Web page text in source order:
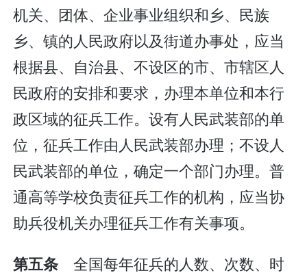
机关、团体、企业事业组织和乡、民族
乡、镇的人民政府以及街道办事处，应当
根据县、自治县、不设区的市、市辖区人
民政府的安排和要求，办理本单位和本行
政区域的征兵工作。设有人民武装部的单
位，征兵工作由人民武装部办理；不设人
民武装部的单位，确定一个部门办理。普
通高等学校负责征兵工作的机构，应当协
助兵役机关办理征兵工作有关事项。
第五条 全国每年征兵的人数、次数、时